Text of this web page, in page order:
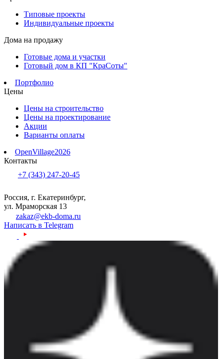
Типовые проекты
Индивидуальные проекты
Дома на продажу
Готовые дома и участки
Готовый дом в КП "КраСоты"
Портфолио
Цены
Цены на строительство
Цены на проектирование
Акции
Варианты оплаты
OpenVillage2026
Контакты
+7 (343) 247-20-45
Россия, г. Екатеринбург,
ул. Мраморская 13
zakaz@ekb-doma.ru
Написать в Telegram